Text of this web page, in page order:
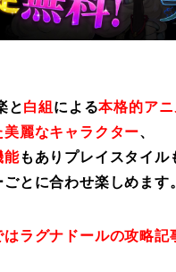
と白組 による本格的ア
美麗なキャラクター、
能もありプレイスタイル
とに合わせ楽しめます
はラグナドールの攻略記